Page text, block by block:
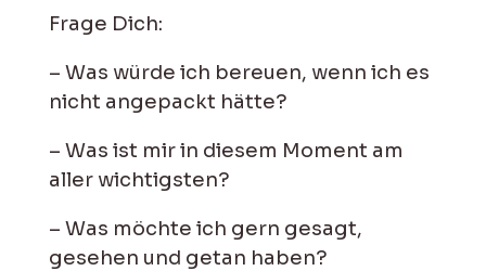
Frage Dich:
– Was würde ich bereuen, wenn ich es
nicht angepackt hätte?
– Was ist mir in diesem Moment am
aller wichtigsten?
– Was möchte ich gern gesagt,
gesehen und getan haben?